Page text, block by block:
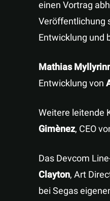
einen Vortrag
Veröffentlichung
Entwicklung und
Mathias
Entwicklung von
Weitere leitende
Gimènez, CEO
Das Devcom
Clayton, Art
bei Segas